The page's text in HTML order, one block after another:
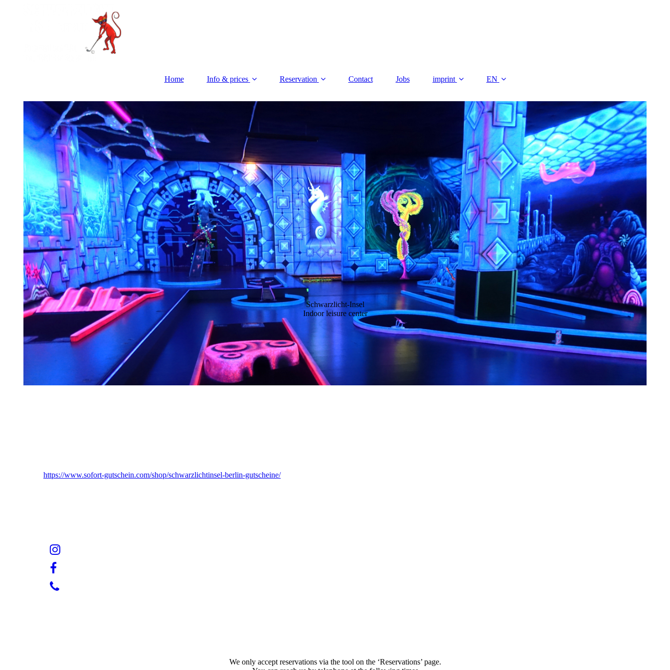
Home Info & prices Reservation Contact Jobs imprint EN
Schwarzlicht-Insel
Indoor leisure center
https://www.sofort-gutschein.com/shop/schwarzlichtinsel-berlin-gutscheine/
We only accept reservations via the tool on the ‘Reservations’ page.